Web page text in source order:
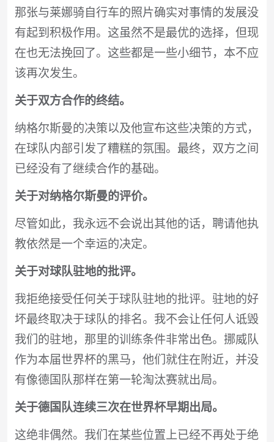
那张与莱娜骑自行车的照片确实对事情的发展没
有起到积极作用。这虽然不是最优的选择，但现
在也无法挽回了。这些都是一些小细节，本不应
该再次发生。
关于双方合作的终结。
纳格尔斯曼的决策以及他宣布这些决策的方式，
在球队内部引发了糟糕的氛围。最终，双方之间
已经没有了继续合作的基础。
关于对纳格尔斯曼的评价。
尽管如此，我永远不会说出其他的话，聘请他执
教依然是一个幸运的决定。
关于对球队驻地的批评。
我拒绝接受任何关于球队驻地的批评。驻地的好
坏最终取决于球队的排名。我不会让任何人诋毁
我们的驻地，那里的训练条件非常出色。挪威队
作为本届世界杯的黑马，他们就住在附近，并没
有像德国队那样在第一轮淘汰赛就出局。
关于德国队连续三次在世界杯早期出局。
这绝非偶然。我们在某些位置上已经不再处于绝